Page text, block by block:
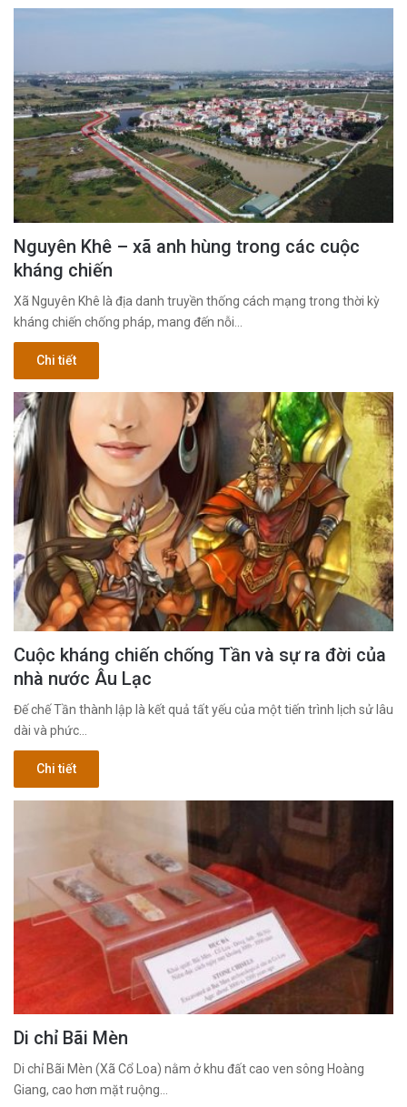
Nguyên Khê – xã anh hùng trong các cuộc
kháng chiến
Xã Nguyên Khê là địa danh truyền thống cách mạng trong thời kỳ
kháng chiến chống pháp, mang đến nỗi…
Chi tiết
Cuộc kháng chiến chống Tần và sự ra đời của
nhà nước Âu Lạc
Đế chế Tần thành lập là kết quả tất yếu của một tiến trình lịch sử lâu
dài và phức…
Chi tiết
Di chỉ Bãi Mèn
Di chỉ Bãi Mèn (Xã Cổ Loa) nằm ở khu đất cao ven sông Hoàng
Giang, cao hơn mặt ruộng…